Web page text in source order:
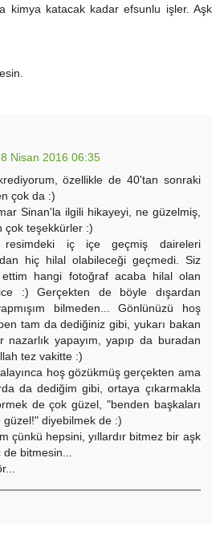
kimya katacak kadar efsunlu işler. Aşk
Nisan 2016 06:35
özellikle de 40'tan sonraki
çok da :)
Sinan'la ilgili hikayeyi, ne güzelmiş,
çok teşekkürler :)
resimdeki iç içe geçmiş daireleri
hiç hilal olabileceği geçmedi. Siz
hangi fotoğraf acaba hilal olan
:) Gerçekten de böyle dışardan
bilmeden... Gönlünüzü hoş
tam da dediğiniz gibi, yukarı bakan
nazarlık yapayım, yapıp da buradan
tez vakitte :)
hoş gözükmüş gerçekten ama
da dediğim gibi, ortaya çıkarmakla
de çok güzel, "benden başkaları
diyebilmek de :)
çünkü hepsini, yıllardır bitmez bir aşk
de bitmesin...